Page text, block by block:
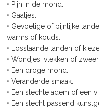
• Pijn in de mond.
• Gaatjes.
• Gevoelige of pijnlijke
warms of kouds.
• Losstaande tanden of
• Wondjes, vlekken of
• Een droge mond.
• Veranderde smaak.
• Een slechte adem of een
• Een slecht passend